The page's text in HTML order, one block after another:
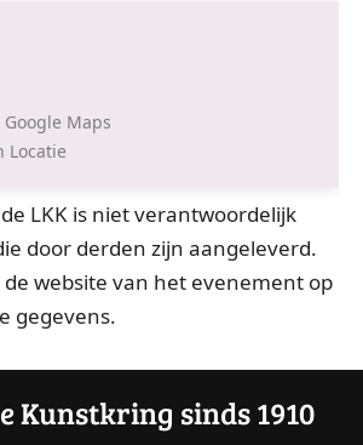
Google Maps
Locatie
LKK is niet verantwoordelijk
door derden zijn aangeleverd.
website van het evenement op
gegevens.
Kunstkring sinds 1910